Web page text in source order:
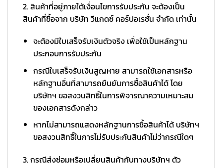
2. สินค้าที่อยู่ภายใต้เงื่อนไขการรับประกัน จะต้องเป็น
สินค้าที่ซื้อจาก บริษัท วีแกดซ์ คอร์ปอเรชั่น จำกัด เท่านั้น
จะต้องมีใบเสร็จรับเงินตัวจริง เพื่อใช้เป็นหลักฐาน
ประกอบการรับประกัน
กรณีใบเสร็จรับเงินสูญหาย สามารถใช้เอกสารหรือ
หลักฐานอื่นที่สามารถยืนยันการซื้อสินค้าได้ โดย
บริษัทฯ ขอสงวนสิทธิ์ในการพิจารณาความเหมาะสม
ของเอกสารดังกล่าว
หากไม่สามารถแสดงหลักฐานการซื้อสินค้าได้ บริษัทฯ
ขอสงวนสิทธิ์ในการไม่รับประกันสินค้าไม่ว่ากรณีใดๆ
3. กรณีส่งซ่อมหรือเปลี่ยนสินค้ากับทางบริษัทฯ ตัว